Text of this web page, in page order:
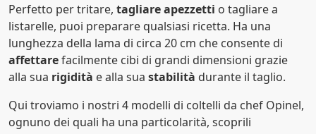
Perfetto per tritare, tagliare apezzetti o tagliare a
listarelle, puoi preparare qualsiasi ricetta. Ha una
lunghezza della lama di circa 20 cm che consente di
affettarefacilmente cibi di grandi dimensioni grazie
alla sua rigidità e alla sua stabilità durante il taglio.
Qui troviamo i nostri 4 modelli di coltelli da chef Opinel,
ognuno dei quali ha una particolarità, scoprili